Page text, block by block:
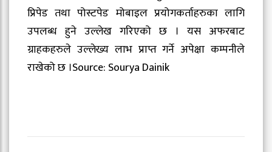
प्रिपेड तथा पोस्टपेड मोबाइल प्रयोगकर्ताहरुका लागि
उपलब्ध हुने उल्लेख गरिएको छ । यस अफरबाट
ग्राहकहरुले उल्लेख्य लाभ प्राप्त गर्ने अपेक्षा कम्पनीले
राखेको छ ।Source: Sourya Dainik